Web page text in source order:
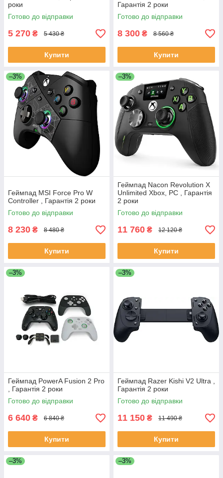
роки
Готово до відправки
5 270 ₴ 5 430 ₴
Купити
Гарантія 2 роки
Готово до відправки
8 300 ₴ 8 560 ₴
Купити
–3%
Геймпад MSI Force Pro W
Controller , Гарантія 2 роки
Готово до відправки
8 230 ₴ 8 480 ₴
Купити
–3%
Геймпад Nacon Revolution X
Unlimited Xbox, PC , Гарантія
2 роки
Готово до відправки
11 760 ₴ 12 120 ₴
Купити
–3%
Геймпад PowerA Fusion 2 Pro
, Гарантія 2 роки
Готово до відправки
6 640 ₴ 6 840 ₴
Купити
–3%
Геймпад Razer Kishi V2 Ultra ,
Гарантія 2 роки
Готово до відправки
11 150 ₴ 11 490 ₴
Купити
–3% –3%